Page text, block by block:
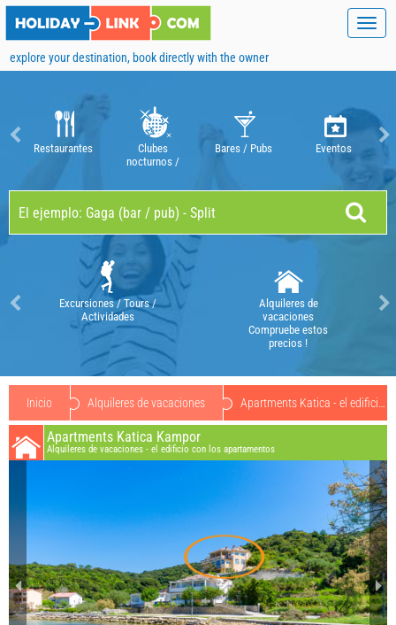
explore your destination, book directly with the owner
Restaurantes
Clubes
nocturnos /
Bares / Pubs Eventos
Excursiones / Tours /
Actividades
Alquileres de
vacaciones
Compruebe estos
precios !
Inicio Alquileres de vacaciones
Apartments Katica Kampor
Alquileres de vacaciones - el edificio con los apartamentos